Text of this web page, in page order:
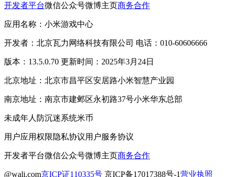
开发者平台微信公众号微博主页商务合作
应用名称：小米游戏中心
开发者：北京瓦力网络科技有限公司 电话：010-60606666
版本：13.5.0.70 更新时间：2025年3月24日
北京地址：北京市昌平区安居路小米智慧产业园
南京地址：南京市建邺区永初路37号小米华东总部
未成年人防沉迷系统米币
用户应用权限隐私协议用户服务协议
开发者平台微信公众号微博主页商务合作
@wali.com京ICP证110335号 京ICP备17017388号-1营业执照